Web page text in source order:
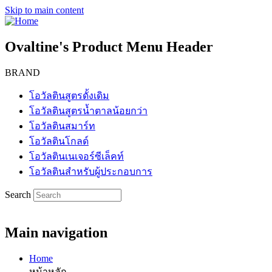
Skip to main content
Ovaltine's Product Menu Header
BRAND
โอวัลตินสูตรดั้งเดิม
โอวัลตินสูตรน้ำตาลน้อยกว่า
โอวัลตินสมาร์ท
โอวัลตินโกลด์
โอวัลตินเนเจอร์ซีเล็คท์
โอวัลตินสำหรับผู้ประกอบการ
Search
Main navigation
Home